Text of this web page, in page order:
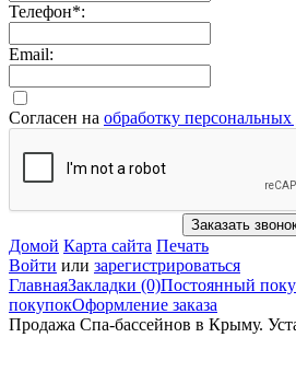
Телефон*:
Email:
Согласен на обработку
Заказать
Домой Карта сайта Печать
Войти или зарегистрироваться
ГлавнаяЗакладки (0)Постоянный
покупокОформление заказа
Продажа Спа-бассейнов в Крыму.